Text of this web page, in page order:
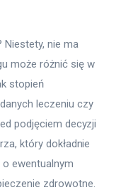
Niestety, nie ma
może różnić się w
stopień
leczeniu czy
podjęciem decyzji
który dokładnie
ewentualnym
zdrowotne.